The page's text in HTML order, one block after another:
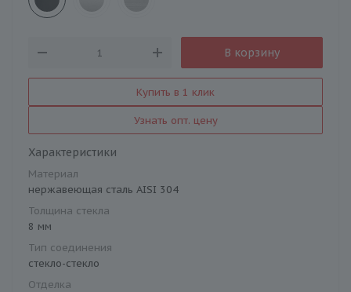
В корзину
Купить в 1 клик
Узнать опт. цену
Характеристики
Материал
нержавеющая сталь AISI 304
Толщина стекла
8 мм
Тип соединения
стекло-стекло
Отделка